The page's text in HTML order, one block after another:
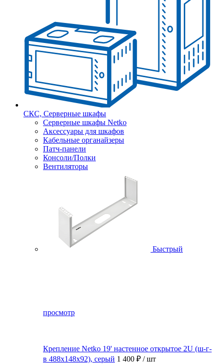
СКС, Серверные шкафы
Серверные шкафы Netko
Аксессуары для шкафов
Кабельные органайзеры
Патч-панели
Консоли/Полки
Вентиляторы
Быстрый
просмотр
Крепление Netko 19' настенное открытое 2U (ш-г-
в 488х148х92), серый 1 400 ₽ / шт